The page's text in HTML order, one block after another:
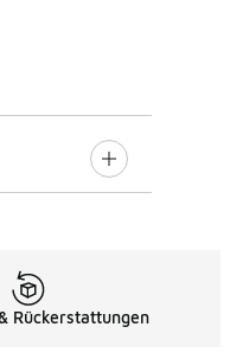
Rückerstattungen